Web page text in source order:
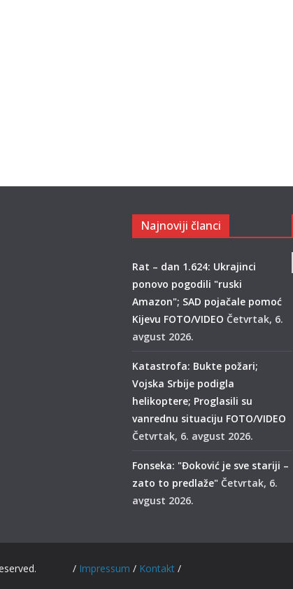
Najnoviji članci
Rat – dan 1.624: Ukrajinci
ponovo pogodili "ruski
Amazon"; SAD pojačale pomoć
Kijevu FOTO/VIDEO Četvrtak, 6.
avgust 2026.
Katastrofa: Bukte požari;
Vojska Srbije podigla
helikoptere; Proglasili su
vanrednu situaciju FOTO/VIDEO
Četvrtak, 6. avgust 2026.
Fonseka: "Đoković je sve stariji –
zato to predlaže" Četvrtak, 6.
avgust 2026.
reserved. / Impressum / Kontakt /